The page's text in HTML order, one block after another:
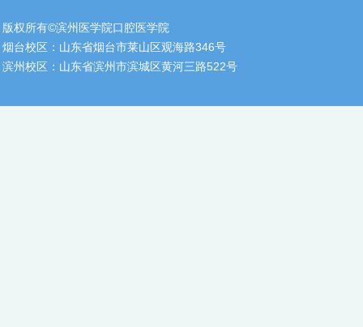
版权所有©滨州医学院口腔医学院
烟台校区：山东省烟台市莱山区观海路346号
滨州校区：山东省滨州市滨城区黄河三路522号